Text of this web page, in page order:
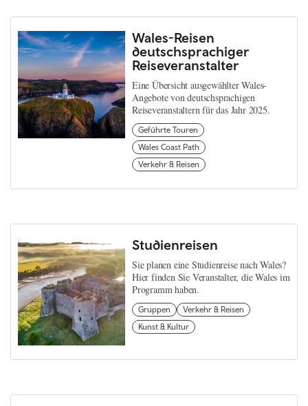
Wales-Reisen
deutschsprachiger
Reiseveranstalter
Eine Übersicht ausgewählter Wales-
Angebote von deutschsprachigen
Reiseveranstaltern für das Jahr 2025.
Geführte Touren
Wales Coast Path
Verkehr & Reisen
Studienreisen
Sie planen eine Studienreise nach Wales?
Hier finden Sie Veranstalter, die Wales im
Programm haben.
Gruppen
Verkehr & Reisen
Kunst & Kultur